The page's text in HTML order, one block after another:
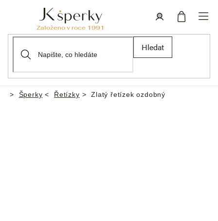
Hledat
Domů
Šperky Řetízky Zlatý řetízek ozdobný